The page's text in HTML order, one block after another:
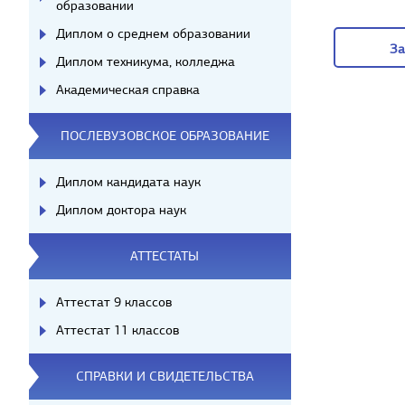
образовании
Диплом о среднем образовании
Диплом техникума, колледжа
Академическая справка
ПОСЛЕВУЗОВСКОЕ ОБРАЗОВАНИЕ
Диплом кандидата наук
Диплом доктора наук
АТТЕСТАТЫ
Аттестат 9 классов
Аттестат 11 классов
СПРАВКИ И СВИДЕТЕЛЬСТВА